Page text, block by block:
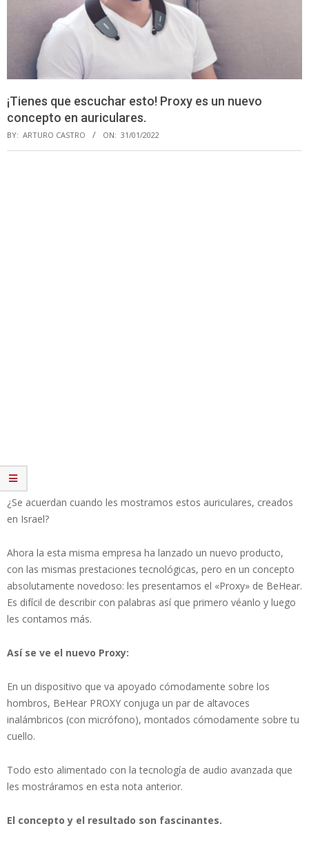
¡Tienes que escuchar esto! Proxy es un nuevo
concepto en auriculares.
BY: ARTURO CASTRO ON: 31/01/2022
¿Se acuerdan cuando les mostramos estos auriculares, creados
en Israel?
Ahora la esta misma empresa ha lanzado un nuevo producto,
con las mismas prestaciones tecnológicas, pero en un concepto
absolutamente novedoso: les presentamos el «Proxy» de BeHear.
Es difícil de describir con palabras así que primero véanlo y luego
les contamos más.
Así se ve el nuevo Proxy:
En un dispositivo que va apoyado cómodamente sobre los
hombros, BeHear PROXY conjuga un par de altavoces
inalámbricos (con micrófono), montados cómodamente sobre tu
cuello.
Todo esto alimentado con la tecnología de audio avanzada que
les mostráramos en esta nota anterior.
El concepto y el resultado son fascinantes.